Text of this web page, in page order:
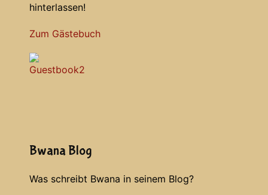
hinterlassen!
Zum Gästebuch
Bwana Blog
Was schreibt Bwana in seinem Blog?